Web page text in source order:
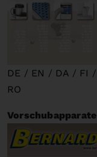
DE / EN / DA / FI /
RO
Vorschubapparate